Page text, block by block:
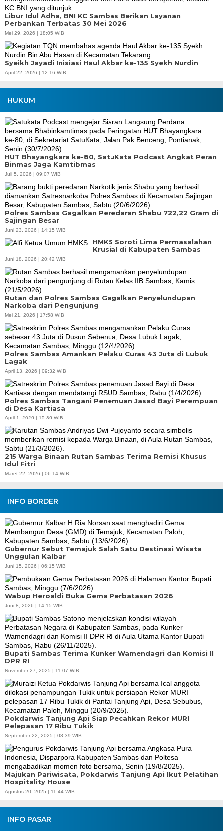
Libur Idul Adha, BNI KC Sambas Berikan Layanan
Perbankan Terbatas 30 Mei 2026
Mei 29, 2026 | 18:05 WIB
Syeikh Jayadi Inisiasi Haul Akbar ke-135 Syekh Nurdin
April 22, 2026 | 12:16 WIB
HUKUM
HUT Bhayangkara ke-80, SatuKata Podcast Angkat Peran
Binmas Jaga Kamtibmas
Juli 5, 2026 | 09:07 WIB
Polres Sambas Gagalkan Peredaran Shabu 722,22 Gram di
Sajingan Besar
Juni 23, 2026 | 14:15 WIB
HMKS Soroti Lima Permasalahan
Krusial di Kabupaten Sambas
Juni 18, 2026 | 20:42 WIB
Rutan dan Polres Sambas Gagalkan Penyelundupan
Narkoba dari Pengunjung
Mei 21, 2026 | 17:58 WIB
Polres Sambas Amankan Pelaku Curas 43 Juta di Lubuk
Lagak
April 13, 2026 | 09:32 WIB
Polres Sambas Tangani Penemuan Jasad Bayi Perempuan
di Desa Kartiasa
April 1, 2026 | 15:36 WIB
215 Warga Binaan Rutan Sambas Terima Remisi Khusus
Idul Fitri
Maret 22, 2026 | 06:14 WIB
INFO BORDER
Gubernur Sebut Temajuk Salah Satu Destinasi Wisata
Unggulan Kalbar
Juni 15, 2026 | 06:15 WIB
Wabup Heroaldi Buka Gema Perbatasan 2026
Juni 8, 2026 | 14:15 WIB
Bupati Sambas Terima Kunker Wamendagri dan Komisi II
DPR RI
November 27, 2025 | 11:07 WIB
Pokdarwis Tanjung Api Siap Pecahkan Rekor MURI
Pelepasan 17 Ribu Tukik
September 22, 2025 | 08:39 WIB
Majukan Pariwisata, Pokdarwis Tanjung Api Ikut Pelatihan
Hospitality House
Agustus 20, 2025 | 11:44 WIB
INFO PASAR